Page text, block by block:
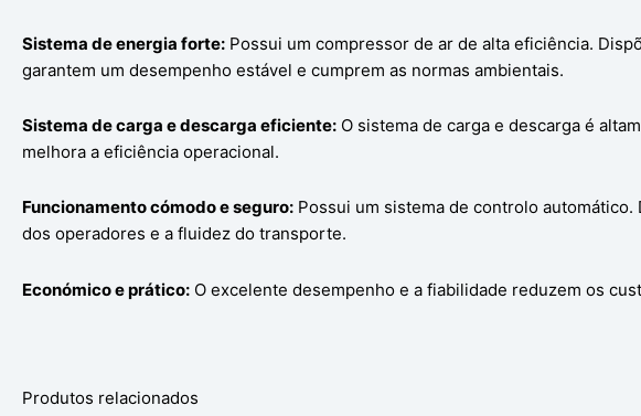
Sistema de energia forte: Possui um compressor de ar de alta eficiência.
garantem um desempenho estável e cumprem as normas ambientais.
Sistema de carga e descarga eficiente: O sistema de carga e descarga é
melhora a eficiência operacional.
Funcionamento cómodo e seguro: Possui um sistema de controlo
dos operadores e a fluidez do transporte.
Económico e prático: O excelente desempenho e a fiabilidade reduzem os
Produtos relacionados